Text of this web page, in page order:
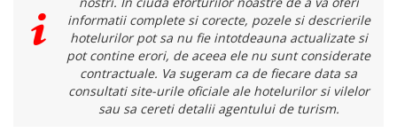
informatii complete si corecte, pozele si descrierile
hotelurilor pot sa nu fie intotdeauna actualizate si
pot contine erori, de aceea ele nu sunt considerate
contractuale. Va sugeram ca de fiecare data sa
consultati site-urile oficiale ale hotelurilor si vilelor
sau sa cereti detalii agentului de turism.